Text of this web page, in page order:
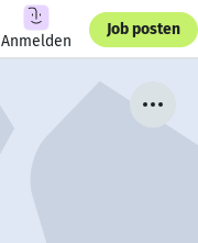
Anmelden
Job posten